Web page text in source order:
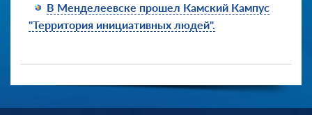
В Менделеевске прошел Камский Кампус
"Территория инициативных людей".